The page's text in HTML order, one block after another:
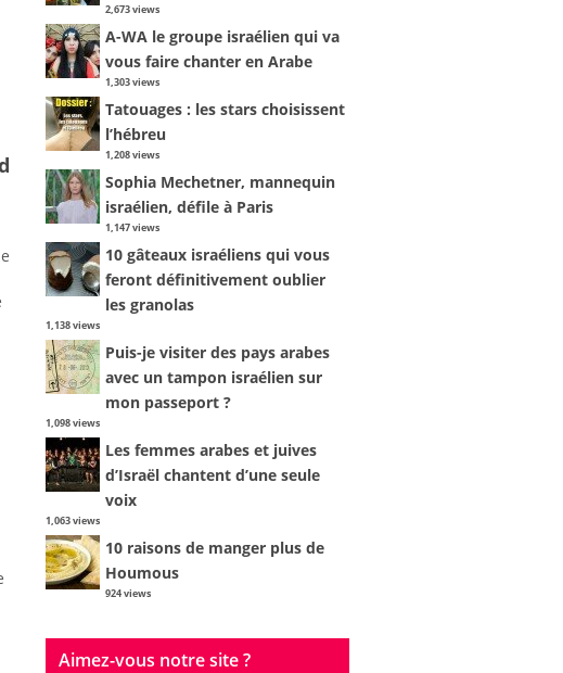
2,673 views
A-WA le groupe israélien qui va
vous faire chanter en Arabe
1,303 views
Tatouages : les stars choisissent
l’hébreu
1,208 views
Sophia Mechetner, mannequin
israélien, défile à Paris
1,147 views
10 gâteaux israéliens qui vous
feront définitivement oublier
les granolas
1,138 views
Puis-je visiter des pays arabes
avec un tampon israélien sur
mon passeport ?
1,098 views
Les femmes arabes et juives
d’Israël chantent d’une seule
voix
1,063 views
10 raisons de manger plus de
Houmous
924 views
Aimez-vous notre site ?